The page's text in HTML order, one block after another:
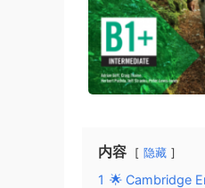
内容 隐藏
1 🌟 Cambridge